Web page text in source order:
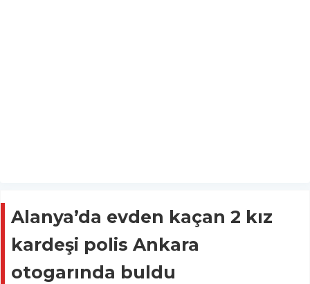
Alanya’da evden kaçan 2 kız
kardeşi polis Ankara
otogarında buldu